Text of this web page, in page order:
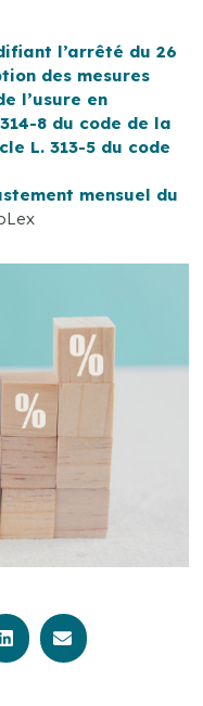
l’arrêté du 26
des mesures
l’usure en
8 du code de la
L. 313-5 du code
mensuel du